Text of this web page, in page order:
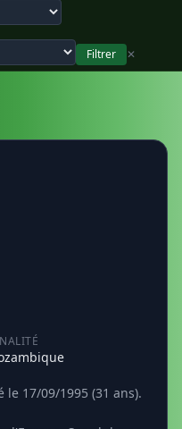
Filtrer
✕
17/09/1995 (31 ans).